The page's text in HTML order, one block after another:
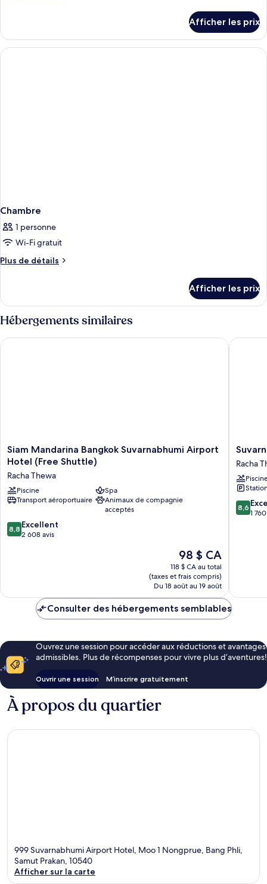
Chambre
Afficher les prix
Chambre
1 personne
Wi-Fi gratuit
Plus de détails
Plus
Chambre
Afficher les prix
Hébergements similaires
Siam
Mandarina
Bangkok
Suvarnabhumi
Airport
Hotel
Shuttle)
Racha
Siam Mandarina Bangkok Suvarnabhumi Airport
Hotel (Free Shuttle)
Racha Thewa
Piscine
Spa
Transport aéroportuaire
Animaux de compagnie
acceptés
8.8
sur
8,8 Excellent
2 608 avis
Le
prix
est
de
98 $ CA
98 $ CA
118 $ CA au total
(taxes et frais compris)
Du 18 août au 19 août
Siam Mandarina Bangkok Suvarnabhumi Airport Hotel (Free
Ville
Airport
Hotel
Racha
Thewa
Racha
8.6
sur
8,6
1
Consulter des hébergements semblables
Ouvrez une session pour accéder aux réductions et avantages
admissibles. Plus de récompenses pour vivre plus d’aventures!
Ouvrir une session M’inscrire gratuitement
À propos du quartier
999 Suvarnabhumi Airport Hotel, Moo 1 Nongprue, Bang Phli,
Samut Prakan, 10540
Afficher sur la carte